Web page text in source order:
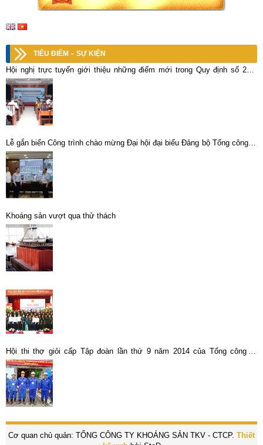
TIÊU ĐIỂM – SỰ KIỆN
Hội nghị trực tuyến giới thiệu những điểm mới trong Quy định số 296-
QĐ/TW của Ban Chấp hành Trung ương
Lễ gắn biển Công trình chào mừng Đại hội đại biểu Đảng bộ Tổng công ty
khoáng sản TKV – CTCP lần thứ V, nhiệm kỳ 2025 – 2030
Khoáng sản vượt qua thử thách
Hội thi thợ giỏi cấp Tập đoàn lần thứ 9 năm 2014 của Tổng công ty
Khoáng sản
Cơ quan chủ quản: TỔNG CÔNG TY KHOÁNG SẢN TKV - CTCP. Thiết